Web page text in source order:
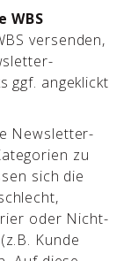
WBS
versenden,
ggf. angeklickt
Newsletter-
zu
sich die
oder Nicht-
Kunde